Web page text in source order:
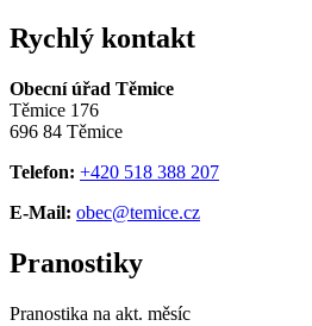
Rychlý kontakt
Obecní úřad Těmice
Těmice 176
696 84 Těmice
Telefon: +420 518 388 207
E-Mail: obec@temice.cz
Pranostiky
Pranostika na akt. měsíc